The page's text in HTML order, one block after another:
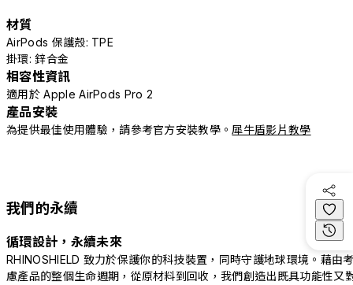
材質
AirPods 保護殼: TPE
掛環: 鋅合金
相容性資訊
適用於 Apple AirPods Pro 2
產品安裝
為提供最佳使用體驗，請參考官方安裝教學。 犀牛盾影片教學
我們的永續
循環設計，永續未來
RHINOSHIELD 致力於保護你的科技裝置，同時守護地球環境。藉由
慮產品的整個生命週期，從原材料到回收，我們創造出既具功能性又